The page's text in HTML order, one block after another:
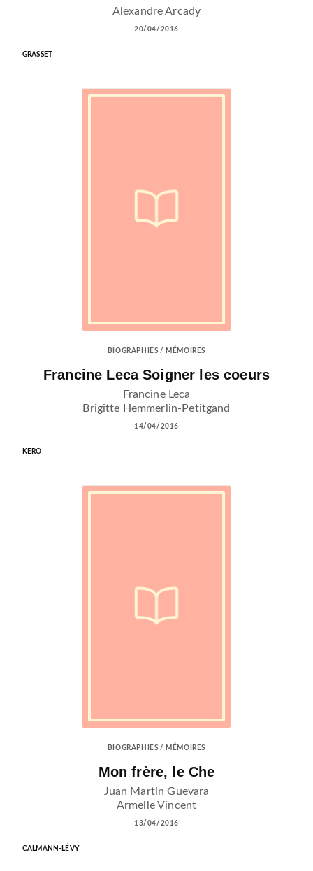
Alexandre Arcady
20/04/2016
GRASSET
BIOGRAPHIES / MÉMOIRES
Francine Leca Soigner les coeurs
Francine Leca
Brigitte Hemmerlin-Petitgand
14/04/2016
KERO
BIOGRAPHIES / MÉMOIRES
Mon frère, le Che
Juan Martin Guevara
Armelle Vincent
13/04/2016
CALMANN-LÉVY